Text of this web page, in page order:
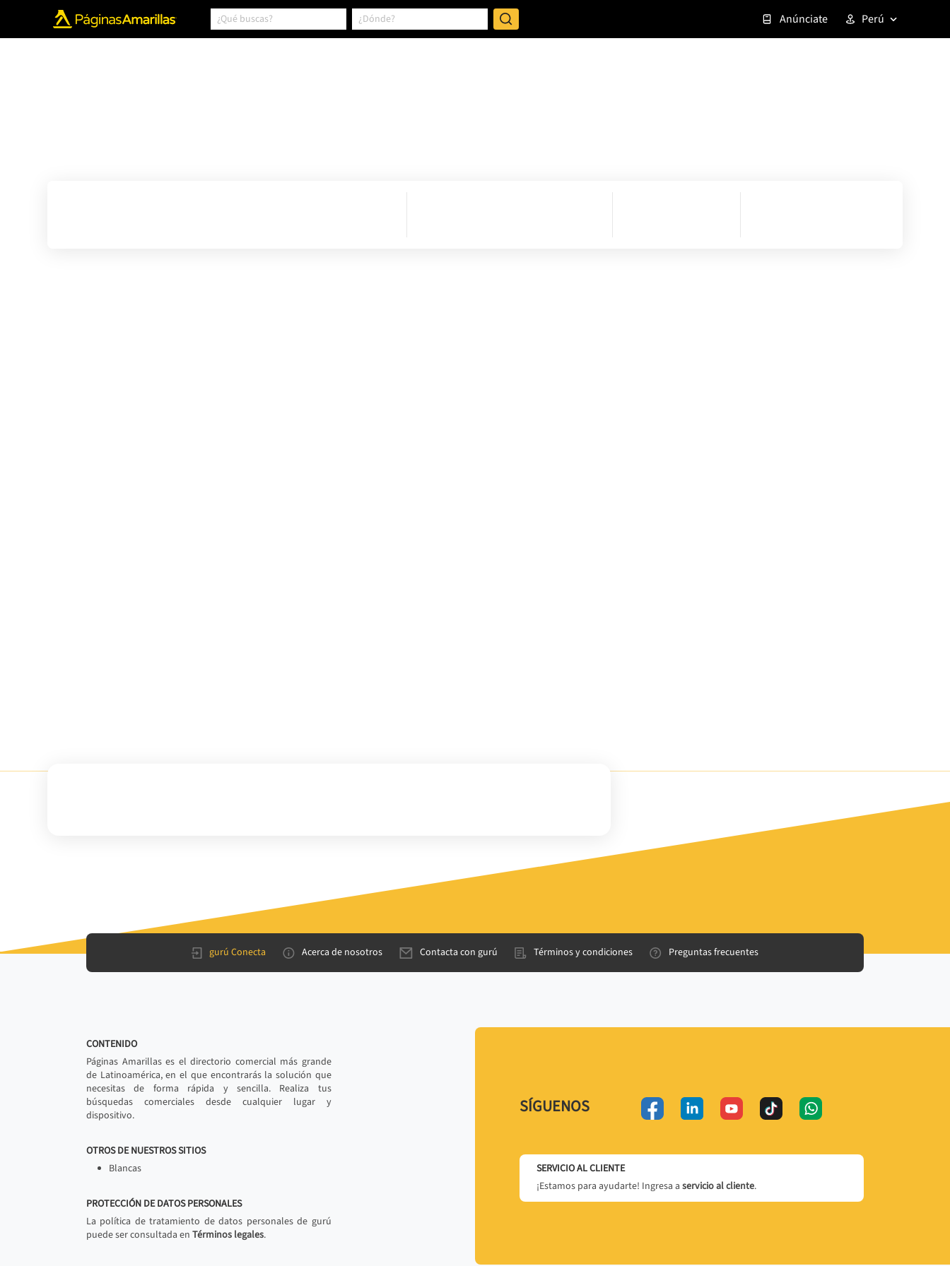
Anúnciate Perú
gurú Conecta Acerca de nosotros Contacta con gurú Términos y condiciones Preguntas frecuentes
CONTENIDO
Páginas Amarillas es el directorio comercial más grande
de Latinoamérica, en el que encontrarás la solución que
necesitas de forma rápida y sencilla. Realiza tus
búsquedas comerciales desde cualquier lugar y
dispositivo.
OTROS DE NUESTROS SITIOS
Blancas
PROTECCIÓN DE DATOS PERSONALES
La política de tratamiento de datos personales de gurú
puede ser consultada en Términos legales.
SÍGUENOS
SERVICIO AL CLIENTE
¡Estamos para ayudarte! Ingresa a servicio al cliente.